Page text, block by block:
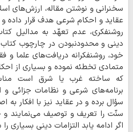
سخنرانى و نوشتن مقاله، ارزش‌هاى
عقايد و احكام شرعى هدف قرار داده
روشنفكرى، عدم تعهّد به مداليل
دينى و محدودنبودن در چارچوب
خود، روشنفكرانه دريافت‌هاى علما و
متمادى تخطئه نموده و بسيارى از
كه ساخته غرب يا شرق است
برنامه‌هاى شرعى و نظامات جزائى و
سؤال برده و در عقايد نيز با افكار به
سنّت را تعريف و توصيف مى‌نمايند و
اگر ادامه يابد التزامات دينى